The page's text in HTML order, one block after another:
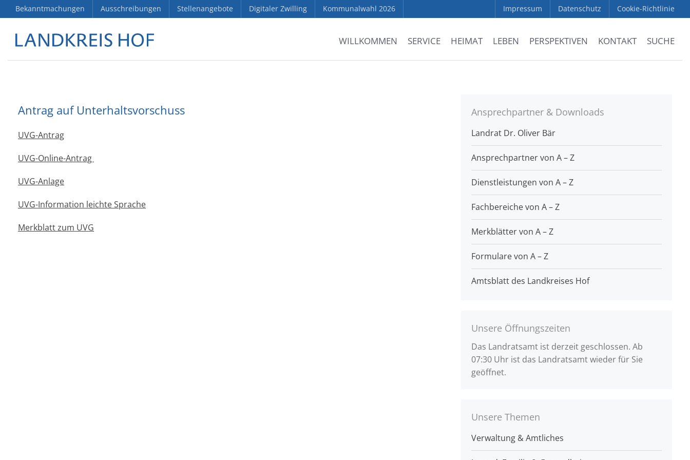
Bekanntmachungen Ausschreibungen Stellenangebote Digitaler Zwilling Kommunalwahl 2026 Impressum Datenschutz Cookie-Richtlinie
WILLKOMMEN SERVICE HEIMAT LEBEN PERSPEKTIVEN KONTAKT SUCHE
Antrag auf Unterhaltsvorschuss
UVG-Antrag
UVG-Online-Antrag
UVG-Anlage
UVG-Information leichte Sprache
Merkblatt zum UVG
Ansprechpartner & Downloads
Landrat Dr. Oliver Bär
Ansprechpartner von A – Z
Dienstleistungen von A – Z
Fachbereiche von A – Z
Merkblätter von A – Z
Formulare von A – Z
Amtsblatt des Landkreises Hof
Unsere Öffnungszeiten
Das Landratsamt ist derzeit geschlossen. Ab
07:30 Uhr ist das Landratsamt wieder für Sie
geöffnet.
Unsere Themen
Verwaltung & Amtliches